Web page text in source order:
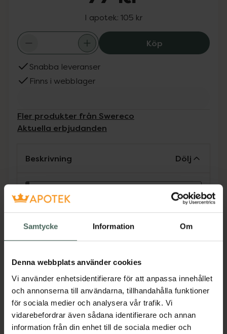
Samtycke Information Om
Denna webbplats använder cookies
Vi använder enhetsidentifierare för att anpassa innehållet
och annonserna till användarna, tillhandahålla funktioner
för sociala medier och analysera vår trafik. Vi
vidarebefordrar även sådana identifierare och annan
information från din enhet till de sociala medier och
I apotek: 105 kr
KöpSwereco
Snabba leveranser
Finns i webblager
Fler produkter från Swereco
Aktuella erbjudanden
Beskrivning Dölj
Tillverkaren garanterar genom
CE-märkning att produkten är
gällande krav.
ge bättre grepp vid isigt underlag. Isdubb
med härdad taggkrans. Enkel att fälla upp
och ner efter behov.
Jämförpris 94 kr/ st
EAN:07331427000728